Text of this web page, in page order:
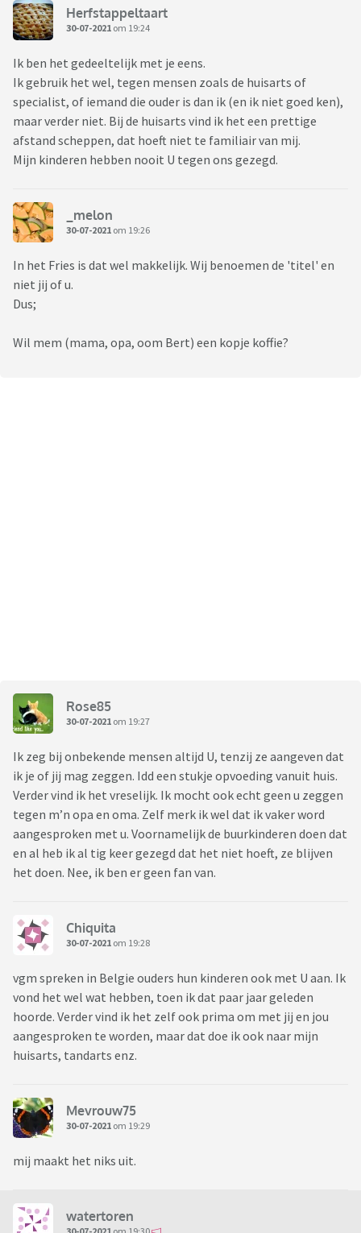
Herfstappeltaart
30-07-2021 om 19:24
Ik ben het gedeeltelijk met je eens.
Ik gebruik het wel, tegen mensen zoals de huisarts of
specialist, of iemand die ouder is dan ik (en ik niet goed ken),
maar verder niet. Bij de huisarts vind ik het een prettige
afstand scheppen, dat hoeft niet te familiair van mij.
Mijn kinderen hebben nooit U tegen ons gezegd.
_melon
30-07-2021 om 19:26
In het Fries is dat wel makkelijk. Wij benoemen de 'titel' en
niet jij of u.
Dus;
Wil mem (mama, opa, oom Bert) een kopje koffie?
Rose85
30-07-2021 om 19:27
Ik zeg bij onbekende mensen altijd U, tenzij ze aangeven dat
ik je of jij mag zeggen. Idd een stukje opvoeding vanuit huis.
Verder vind ik het vreselijk. Ik mocht ook echt geen u zeggen
tegen m’n opa en oma. Zelf merk ik wel dat ik vaker word
aangesproken met u. Voornamelijk de buurkinderen doen dat
en al heb ik al tig keer gezegd dat het niet hoeft, ze blijven
het doen. Nee, ik ben er geen fan van.
Chiquita
30-07-2021 om 19:28
vgm spreken in Belgie ouders hun kinderen ook met U aan. Ik
vond het wel wat hebben, toen ik dat paar jaar geleden
hoorde. Verder vind ik het zelf ook prima om met jij en jou
aangesproken te worden, maar dat doe ik ook naar mijn
huisarts, tandarts enz.
Mevrouw75
30-07-2021 om 19:29
mij maakt het niks uit.
watertoren